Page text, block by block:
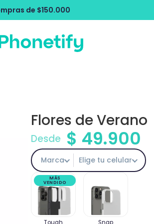
Envío Gratis por
Flores de Verano
Desde $ 49.900
Marca Elige tu celular
MÁS
VENDIDO